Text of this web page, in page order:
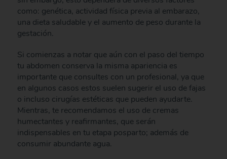
como: genética, actividad física previa al embarazo,
una dieta saludable y el aumento de peso durante la
gestación.
Si comienzas a notar que aún con el paso del tiempo
tu abdomen conserva la misma apariencia es
importante que consultes con un profesional, ya que
en algunos casos estos suelen sugerir el uso de fajas
o incluso cirugías estéticas que pueden ayudarte.
Mientras, te recomendamos el uso de cremas
humectantes y reafirmantes, que serán
indispensables en tu etapa posparto; además de
consumir abundante agua.